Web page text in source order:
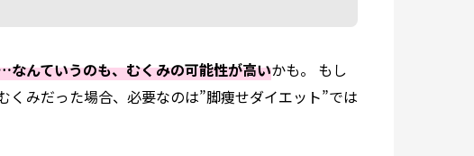
んていうのも、むくみの可能性が高いかも。 もし
みだった場合、必要なのは”脚痩せダイエット”では